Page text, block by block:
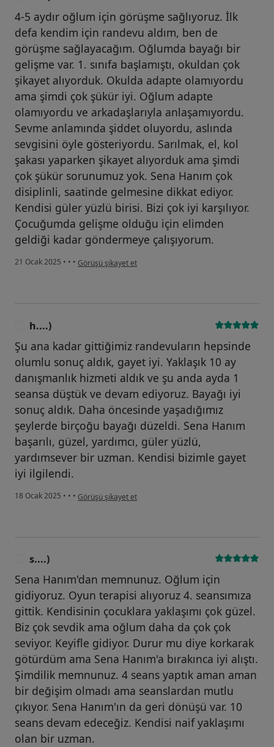
4-5 aydır oğlum için görüşme sağlıyoruz. İlk
defa kendim için randevu aldım, ben de
görüşme sağlayacağım. Oğlumda bayağı bir
gelişme var. 1. sınıfa başlamıştı, okuldan çok
şikayet alıyorduk. Okulda adapte olamıyordu
ama şimdi çok şükür iyi. Oğlum adapte
olamıyordu ve arkadaşlarıyla anlaşamıyordu.
Sevme anlamında şiddet oluyordu, aslında
sevgisini öyle gösteriyordu. Sarılmak, el, kol
şakası yaparken şikayet alıyorduk ama şimdi
çok şükür sorunumuz yok. Sena Hanım çok
disiplinli, saatinde gelmesine dikkat ediyor.
Kendisi güler yüzlü birisi. Bizi çok iyi karşılıyor.
Çocuğumda gelişme olduğu için elimden
geldiği kadar göndermeye çalışıyorum.
21 Ocak 2025 • • • kullanıcının görüşüne göre a....)
Görüşü şikayet et
h....)
Şu ana kadar gittiğimiz randevuların hepsinde
olumlu sonuç aldık, gayet iyi. Yaklaşık 10 ay
danışmanlık hizmeti aldık ve şu anda ayda 1
seansa düştük ve devam ediyoruz. Bayağı iyi
sonuç aldık. Daha öncesinde yaşadığımız
şeylerde birçoğu bayağı düzeldi. Sena Hanım
başarılı, güzel, yardımcı, güler yüzlü,
yardımsever bir uzman. Kendisi bizimle gayet
iyi ilgilendi.
18 Ocak 2025 • • • kullanıcının görüşüne göre h....)
Görüşü şikayet et
s....)
Sena Hanım'dan memnunuz. Oğlum için
gidiyoruz. Oyun terapisi alıyoruz 4. seansımıza
gittik. Kendisinin çocuklara yaklaşımı çok güzel.
Biz çok sevdik ama oğlum daha da çok çok
seviyor. Keyifle gidiyor. Durur mu diye korkarak
götürdüm ama Sena Hanım'a bırakınca iyi alıştı.
Şimdilik memnunuz. 4 seans yaptık aman aman
bir değişim olmadı ama seanslardan mutlu
çıkıyor. Sena Hanım'ın da geri dönüşü var. 10
seans devam edeceğiz. Kendisi naif yaklaşımı
olan bir uzman.